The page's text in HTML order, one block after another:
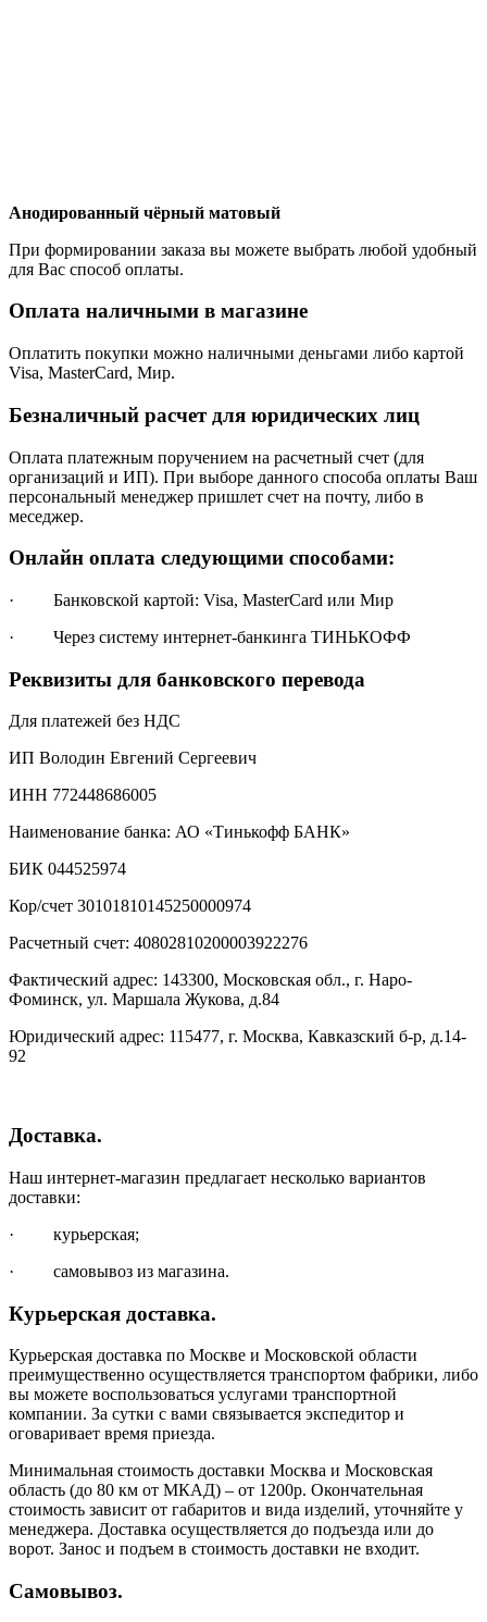
Анодированный чёрный матовый
При формировании заказа вы можете выбрать любой удобный
для Вас способ оплаты.
Оплата наличными в магазине
Оплатить покупки можно наличными деньгами либо картой
Visa, MasterCard, Мир.
Безналичный расчет для юридических лиц
Оплата платежным поручением на расчетный счет (для
организаций и ИП). При выборе данного способа оплаты Ваш
персональный менеджер пришлет счет на почту, либо в
меседжер.
Онлайн оплата следующими способами:
· Банковской картой: Visa, MasterCard или Мир
· Через систему интернет-банкинга ТИНЬКОФФ
Реквизиты для банковского перевода
Для платежей без НДС
ИП Володин Евгений Сергеевич
ИНН 772448686005
Наименование банка: АО «Тинькофф БАНК»
БИК 044525974
Кор/счет 30101810145250000974
Расчетный счет: 40802810200003922276
Фактический адрес: 143300, Московская обл., г. Наро-
Фоминск, ул. Маршала Жукова, д.84
Юридический адрес: 115477, г. Москва, Кавказский б-р, д.14-
92
Доставка.
Наш интернет-магазин предлагает несколько вариантов
доставки:
· курьерская;
· самовывоз из магазина.
Курьерская доставка.
Курьерская доставка по Москве и Московской области
преимущественно осуществляется транспортом фабрики, либо
вы можете воспользоваться услугами транспортной
компании. За сутки с вами связывается экспедитор и
оговаривает время приезда.
Минимальная стоимость доставки Москва и Московская
область (до 80 км от МКАД) – от 1200р. Окончательная
стоимость зависит от габаритов и вида изделий, уточняйте у
менеджера. Доставка осуществляется до подъезда или до
ворот. Занос и подъем в стоимость доставки не входит.
Самовывоз.